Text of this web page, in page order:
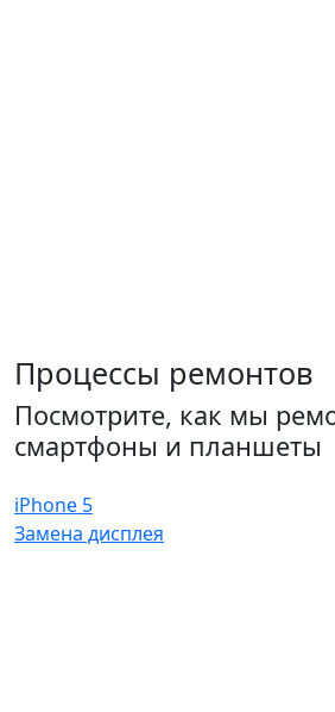
Процессы ремонтов
Посмотрите, как мы
смартфоны и планшеты
iPhone 5
Замена дисплея